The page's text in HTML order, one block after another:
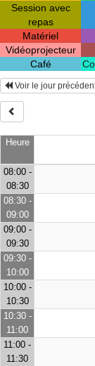
Session avec
repas
Matériel
Vidéoprojecteur
Café
Heure
Voir le jour
08:00 -
08:30
08:30 -
09:00
09:00 -
09:30
09:30 -
10:00
10:00 -
10:30
10:30 -
11:00
11:00 -
11:30